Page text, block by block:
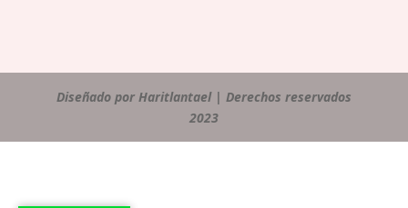
Diseñado por Haritlantael | Derechos reservados
2023